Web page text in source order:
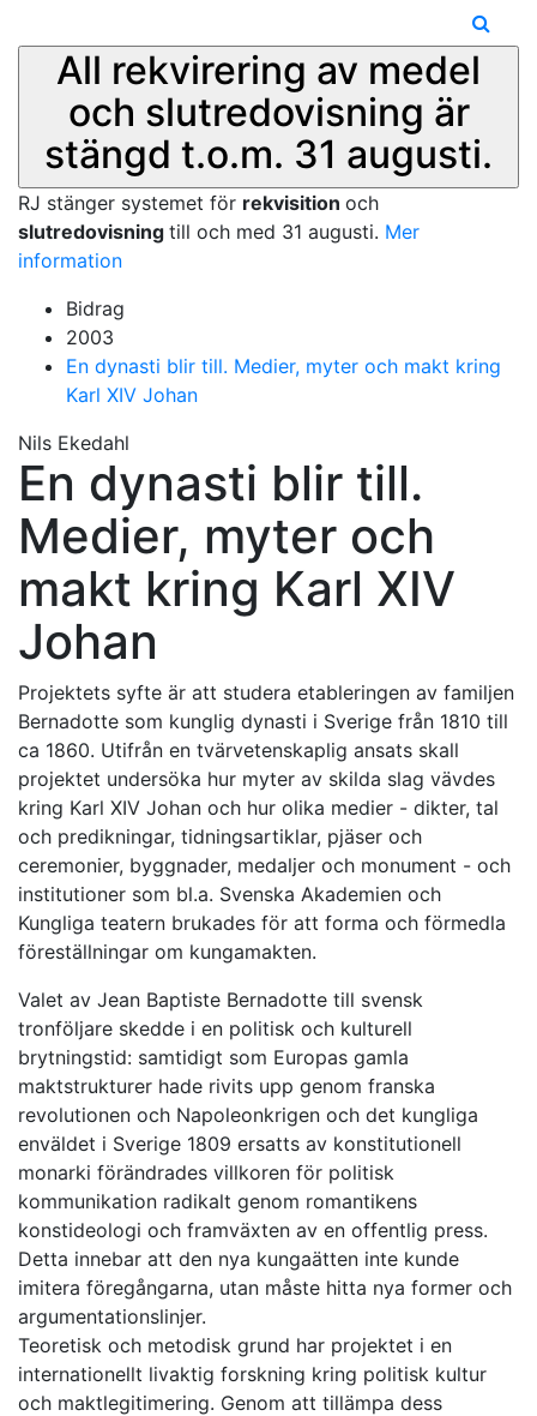
All rekvirering av medel
och slutredovisning är
stängd t.o.m. 31 augusti.
RJ stänger systemet för rekvisition och
slutredovisning till och med 31 augusti. Mer
information
Bidrag
2003
En dynasti blir till. Medier, myter och makt kring
Karl XIV Johan
Nils Ekedahl
En dynasti blir till.
Medier, myter och
makt kring Karl XIV
Johan
Projektets syfte är att studera etableringen av familjen
Bernadotte som kunglig dynasti i Sverige från 1810 till
ca 1860. Utifrån en tvärvetenskaplig ansats skall
projektet undersöka hur myter av skilda slag vävdes
kring Karl XIV Johan och hur olika medier - dikter, tal
och predikningar, tidningsartiklar, pjäser och
ceremonier, byggnader, medaljer och monument - och
institutioner som bl.a. Svenska Akademien och
Kungliga teatern brukades för att forma och förmedla
föreställningar om kungamakten.
Valet av Jean Baptiste Bernadotte till svensk
tronföljare skedde i en politisk och kulturell
brytningstid: samtidigt som Europas gamla
maktstrukturer hade rivits upp genom franska
revolutionen och Napoleonkrigen och det kungliga
enväldet i Sverige 1809 ersatts av konstitutionell
monarki förändrades villkoren för politisk
kommunikation radikalt genom romantikens
konstideologi och framväxten av en offentlig press.
Detta innebar att den nya kungaätten inte kunde
imitera föregångarna, utan måste hitta nya former och
argumentationslinjer.
Teoretisk och metodisk grund har projektet i en
internationellt livaktig forskning kring politisk kultur
och maktlegitimering. Genom att tillämpa dess